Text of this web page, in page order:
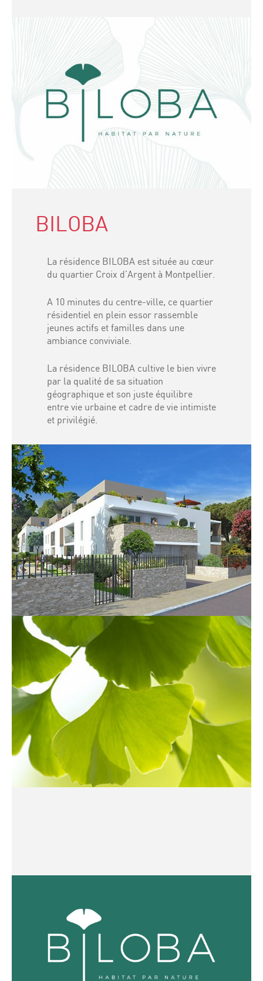
BILOBA
La résidence BILOBA est située au cœur
du quartier Croix d’Argent à Montpellier.
A 10 minutes du centre-ville, ce quartier
résidentiel en plein essor rassemble
jeunes actifs et familles dans une
ambiance conviviale.
La résidence BILOBA cultive le bien vivre
par la qualité de sa situation
géographique et son juste équilibre
entre vie urbaine et cadre de vie intimiste
et privilégié.